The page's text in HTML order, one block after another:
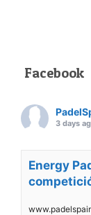
Facebook
3 days
Energy